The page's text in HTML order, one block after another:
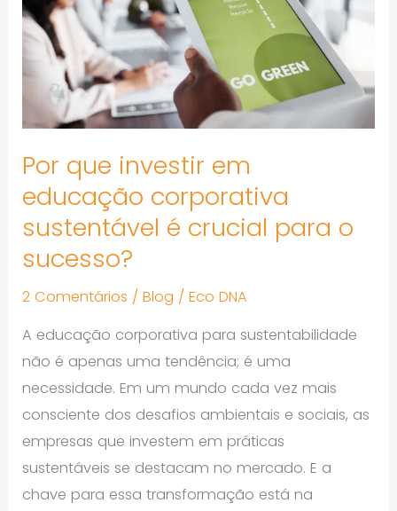
Por que investir em
educação corporativa
sustentável é crucial para o
sucesso?
2 Comentários /Blog /Eco DNA
A educação corporativa para sustentabilidade
não é apenas uma tendência; é uma
necessidade. Em um mundo cada vez mais
consciente dos desafios ambientais e sociais, as
empresas que investem em práticas
sustentáveis se destacam no mercado. E a
chave para essa transformação está na
educação
corporativa
sustentável
crucial
o
sucesso?